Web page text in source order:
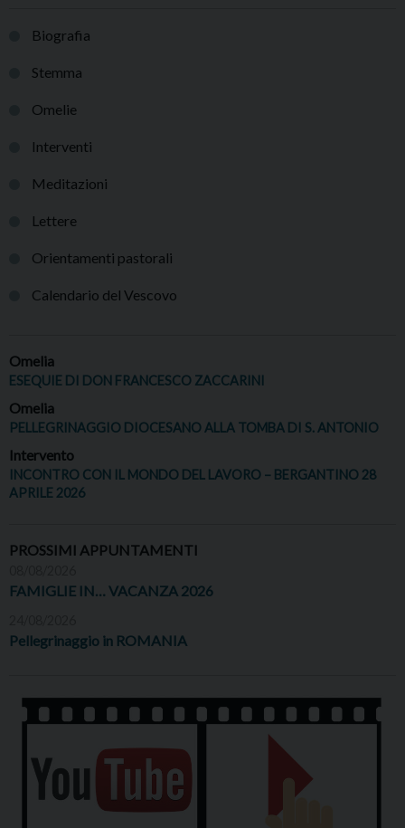
Biografia
Stemma
Omelie
Interventi
Meditazioni
Lettere
Orientamenti pastorali
Calendario del Vescovo
Omelia
ESEQUIE DI DON FRANCESCO ZACCARINI
Omelia
PELLEGRINAGGIO DIOCESANO ALLA TOMBA DI S. ANTONIO
Intervento
INCONTRO CON IL MONDO DEL LAVORO – BERGANTINO 28
APRILE 2026
PROSSIMI APPUNTAMENTI
FAMIGLIE IN… VACANZA 2026
Pellegrinaggio in ROMANIA